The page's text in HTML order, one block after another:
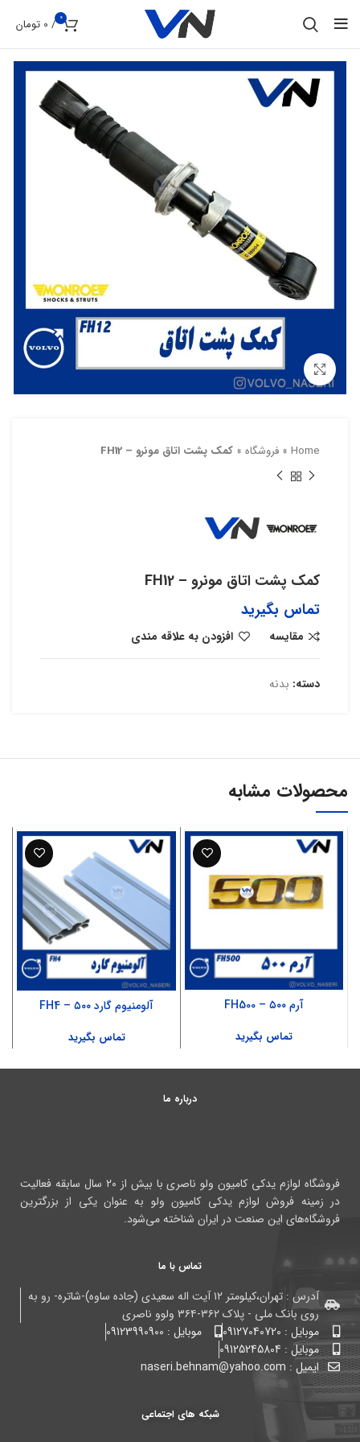
0
/
0 تومان
بزرگنمایی تصویر
Home
» فروشگاه » کمک پشت اتاق مونرو – FH12
کمک پشت اتاق مونرو – FH12
تماس بگیرید
مقایسه افزودن به علاقه مندی
دسته: بدنه
محصولات مشابه
آرم ۵۰۰ – FH500
تماس بگیرید
آلومنیوم گارد ۵۰۰ – FH4
تماس بگیرید
درباره ما
فروشگاه لوازم یدکی کامیون ولو ناصری با بیش از ۲۰ سال سابقه فعالیت
در زمینه فروش لوازم یدکی کامیون ولو به عنوان یکی از بزرگترین
فروشگاه‌های این صنعت در ایران شناخته می‌شود.
تماس با ما
آدرس : تهران،کیلومتر ۱۲ آیت اله سعیدی (جاده ساوه)-شاتره- رو به
روی بانک ملی - پلاک ۳۶۲-۳۶۴ ولوو ناصری
موبایل : 09127040720
موبایل : 09123990900
موبایل : 09125245804
ایمیل : naseri.behnam@yahoo.com
شبکه های اجتماعی